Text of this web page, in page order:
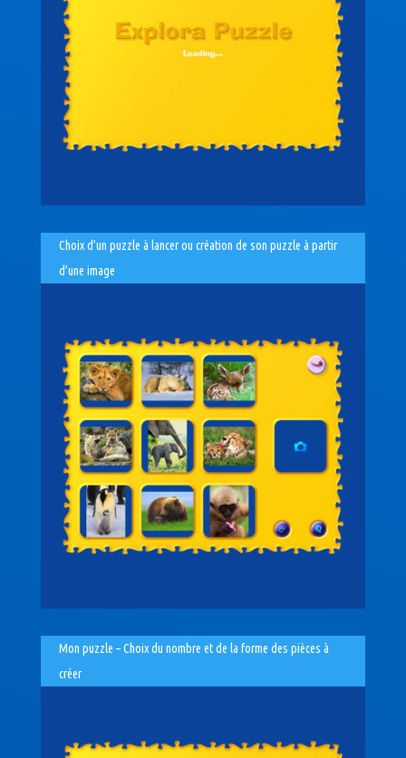
Choix d’un puzzle à lancer ou création de son puzzle à partir
d’une image
Mon puzzle – Choix du nombre et de la forme des pièces à
créer